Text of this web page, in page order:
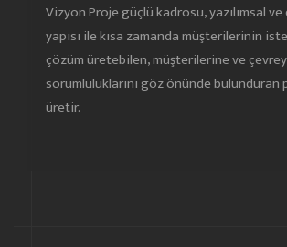
Vizyon Proje güçlü kadrosu, yazılımsal
yapısı ile kısa zamanda müşterilerinin
çözüm üretebilen, müşterilerine ve
sorumluluklarını göz önünde bulunduran
üretir.